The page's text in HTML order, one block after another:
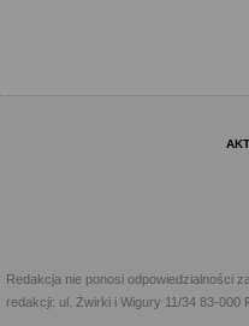
Redakcja nie ponosi odpowiedzialności
redakcji: ul. Żwirki i Wigury 11/34 83-